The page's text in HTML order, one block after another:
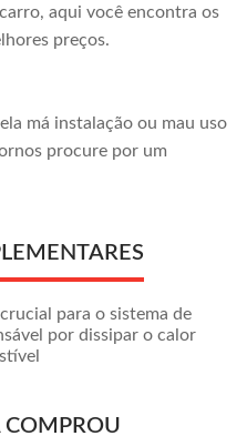
aqui você encontra os
preços.
má instalação ou mau uso
procure por um
para o sistema de
por dissipar o calor